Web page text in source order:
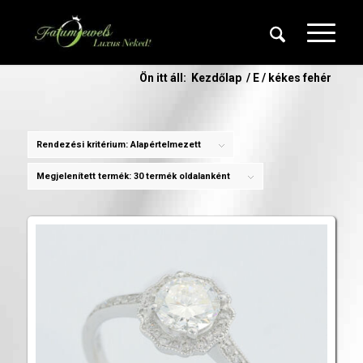
Ön itt áll: Kezdőlap / E / kékes fehér
Rendezési kritérium:Alapértelmezett
Megjelenített termék: 30 termék oldalanként